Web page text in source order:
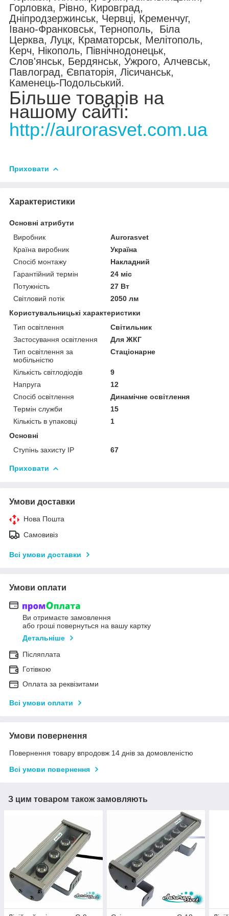
Горловка, Рівно, Кировград,
Дніпродзержинськ, Червці, Кременчуг,
Івано-Франковськ, Тернополь, Біла
Церква, Луцк, Краматорськ, Мелітополь,
Керч, Нікополь, Північнодонецьк,
Слов'янськ, Бердянськ, Ужрого, Алчевськ,
Павлоград, Євпаторія, Лісичанськ,
Каменець-Подольський.
Більше товарів на
нашому сайті:
http://aurorasvet.com.ua
Приховати
Характеристики
Основні атрибути
Виробник
Аurorasvet
Країна виробник
Україна
Спосіб монтажу
Накладний
Гарантійний термін
24 міс
Потужність
27 Вт
Світловий потік
2050 лм
Користувальницькі характеристики
Тип освітлення
Світильник
Застосування освітлення
Для ЖКГ
Тип освітлення за
мобільністю
Стаціонарне
Кількість світлодіодів
9
Напруга
12
Спосіб освітлення
Динамічне освітлення
Термін служби
15
Кількість в упаковці
1
Основні
Ступінь захисту IP
67
Приховати
Умови доставки
Нова Пошта
Самовивіз
Всі умови доставки
Умови оплати
Ви отримаєте замовлення
або гроші повернуться на вашу картку
Детальніше
Післяплата
Готівкою
Оплата за реквізитами
Всі умови оплати
Умови повернення
Повернення товару впродовж 14 днів за домовленістю
Всі умови повернення
З цим товаром також замовляють